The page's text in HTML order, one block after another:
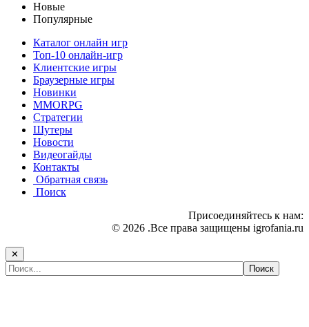
Новые
Популярные
Каталог онлайн игр
Топ-10 онлайн-игр
Клиентские игры
Браузерные игры
Новинки
MMORPG
Стратегии
Шутеры
Новости
Видеогайды
Контакты
Обратная связь
Поиск
Присоединяйтесь к нам:
© 2026 .Все права защищены igrofania.ru
✕